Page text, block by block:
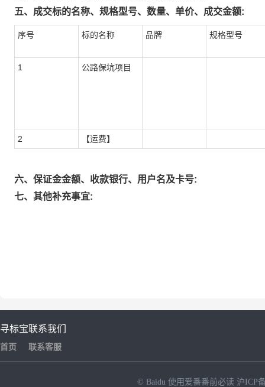
五、成交标的名称、规格型号、数量、单价、成交金额:
序号 标的名称 品牌 规格型号
1 公路保坑项目
2 【运费】
六、保证金金额、收款银行、用户名及卡号:
七、其他补充事宜:
寻标宝
首页
联系我们
联系客服
© Baidu 使用爱番番前必读 沪ICP